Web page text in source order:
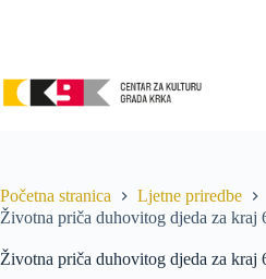
Početna stranica
Ljetne priredbe
Životna priča duhovitog djeda za kraj
Životna priča duhovitog djeda za kraj